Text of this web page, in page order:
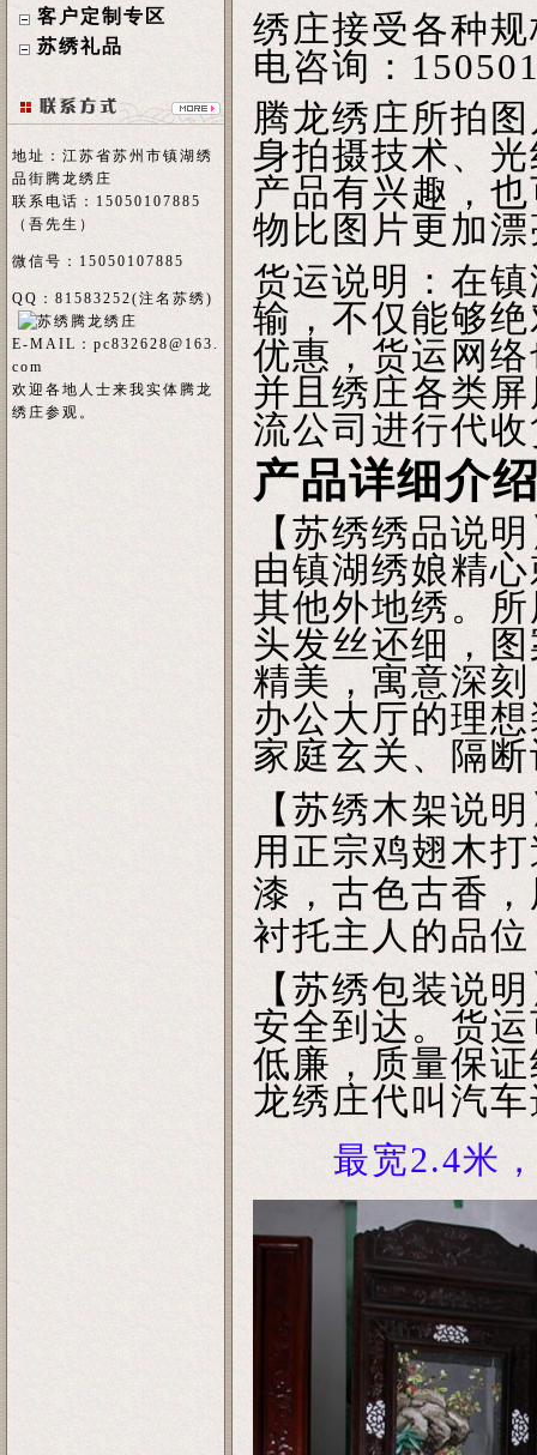
客户定制专区
苏绣礼品
地址：江苏省苏州市镇湖绣
品街腾龙绣庄
联系电话：15050107885
（吾先生）
微信号：15050107885
QQ：81583252(注名 苏绣)
E-MAIL： pc832628@163.
com
欢迎各地人士来我实体腾龙
绣庄参观。
绣庄接受各种
电咨询：
腾龙绣庄所拍
身拍摄技术、
产品有兴趣，
物比图片更加
货运说明：在
输，不仅能够
优惠，货运网
并且绣庄各类
流公司进行代
产品详细介
【苏绣绣品说
由镇湖绣娘精
其他外地绣。
头发丝还细，
精美，寓意深
办公大厅的理
家庭玄关、隔
【苏绣木架说
用正宗鸡翅木
漆，古色古香
衬托主人的品
【苏绣包装说
安全到达。货
低廉，质量保
龙绣庄代叫汽
最宽2.4米